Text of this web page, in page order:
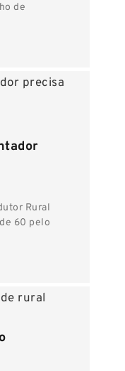
de
Rural
60 pelo